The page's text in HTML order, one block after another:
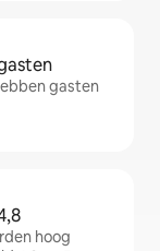
gasten
hoog